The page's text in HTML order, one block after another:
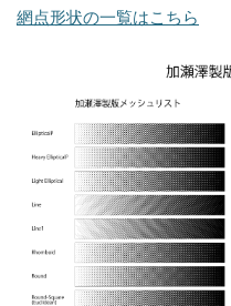
網点形状の一覧はこちら